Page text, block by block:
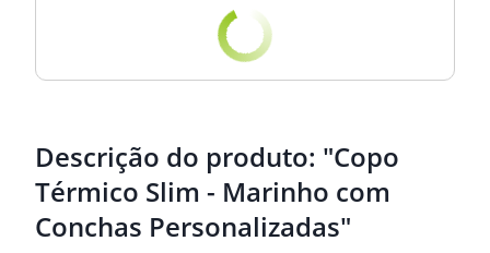
Descrição do produto: "Copo
Térmico Slim - Marinho com
Conchas Personalizadas"